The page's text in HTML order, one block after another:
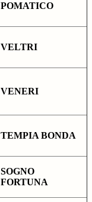
POMATICO
VELTRI
VENERI
TEMPIA BONDA
SOGNO
FORTUNA